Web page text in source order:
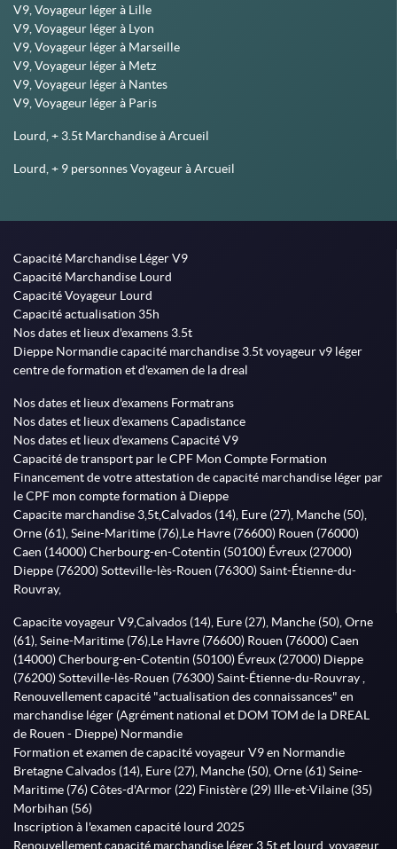
V9, Voyageur léger à Lille
V9, Voyageur léger à Lyon
V9, Voyageur léger à Marseille
V9, Voyageur léger à Metz
V9, Voyageur léger à Nantes
V9, Voyageur léger à Paris
Lourd, + 3.5t Marchandise à Arcueil
Lourd, + 9 personnes Voyageur à Arcueil
Capacité Marchandise Léger V9
Capacité Marchandise Lourd
Capacité Voyageur Lourd
Capacité actualisation 35h
Nos dates et lieux d'examens 3.5t
Dieppe Normandie capacité marchandise 3.5t voyageur v9 léger
centre de formation et d'examen de la dreal
Nos dates et lieux d'examens Formatrans
Nos dates et lieux d'examens Capadistance
Nos dates et lieux d'examens Capacité V9
Capacité de transport par le CPF Mon Compte Formation
Financement de votre attestation de capacité marchandise léger par
le CPF mon compte formation à Dieppe
Capacite marchandise 3,5t,Calvados (14), Eure (27), Manche (50),
Orne (61), Seine-Maritime (76),Le Havre (76600) Rouen (76000)
Caen (14000) Cherbourg-en-Cotentin (50100) Évreux (27000)
Dieppe (76200) Sotteville-lès-Rouen (76300) Saint-Étienne-du-
Rouvray,
Capacite voyageur V9,Calvados (14), Eure (27), Manche (50), Orne
(61), Seine-Maritime (76),Le Havre (76600) Rouen (76000) Caen
(14000) Cherbourg-en-Cotentin (50100) Évreux (27000) Dieppe
(76200) Sotteville-lès-Rouen (76300) Saint-Étienne-du-Rouvray ,
Renouvellement capacité "actualisation des connaissances" en
marchandise léger (Agrément national et DOM TOM de la DREAL
de Rouen - Dieppe) Normandie
Formation et examen de capacité voyageur V9 en Normandie
Bretagne Calvados (14), Eure (27), Manche (50), Orne (61) Seine-
Maritime (76) Côtes-d'Armor (22) Finistère (29) Ille-et-Vilaine (35)
Morbihan (56)
Inscription à l'examen capacité lourd 2025
Renouvellement capacité marchandise léger 3.5t et lourd, voyageur